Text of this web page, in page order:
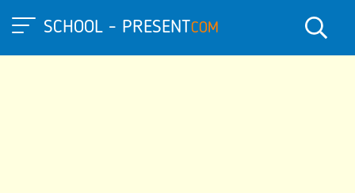
SCHOOL - PRESENTCOM